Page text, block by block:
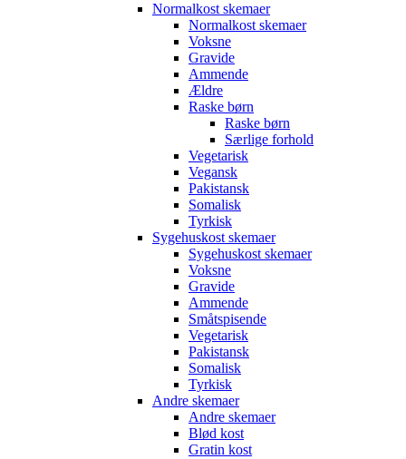
Normalkost skemaer
Normalkost skemaer
Voksne
Gravide
Ammende
Ældre
Raske børn
Raske børn
Særlige forhold
Vegetarisk
Vegansk
Pakistansk
Somalisk
Tyrkisk
Sygehuskost skemaer
Sygehuskost skemaer
Voksne
Gravide
Ammende
Småtspisende
Vegetarisk
Pakistansk
Somalisk
Tyrkisk
Andre skemaer
Andre skemaer
Blød kost
Gratin kost